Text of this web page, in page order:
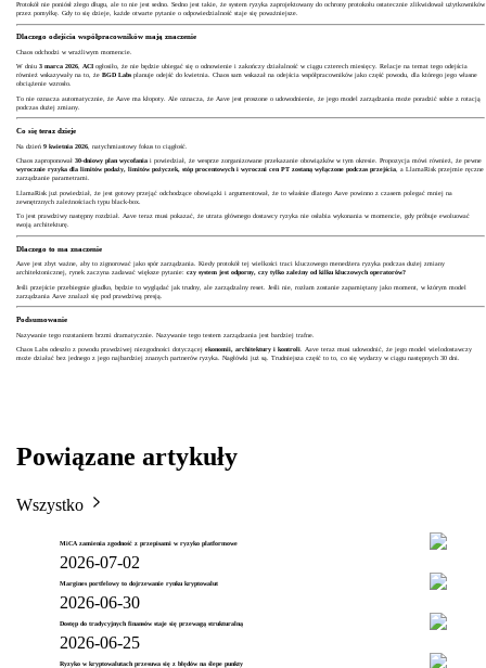
Protokół nie poniósł złego długu, ale to nie jest sedno. Sedno jest takie, że system ryzyka zaprojektowany do ochrony protokołu ostatecznie zlikwidował użytkowników
przez pomyłkę. Gdy to się dzieje, każde otwarte pytanie o odpowiedzialność staje się poważniejsze.
Dlaczego odejścia współpracowników mają znaczenie
Chaos odchodzi w wrażliwym momencie.
W dniu 3 marca 2026, ACIogłosiło, że nie będzie ubiegać się o odnowienie i zakończy działalność w ciągu czterech miesięcy. Relacje na temat tego odejścia
również wskazywały na to, że BGD Labsplanuje odejść do kwietnia. Chaos sam wskazał na odejścia współpracowników jako część powodu, dla którego jego własne
obciążenie wzrosło.
To nie oznacza automatycznie, że Aave ma kłopoty. Ale oznacza, że Aave jest proszone o udowodnienie, że jego model zarządzania może poradzić sobie z rotacją
podczas dużej zmiany.
Co się teraz dzieje
Na dzień 9 kwietnia 2026, natychmiastowy fokus to ciągłość.
Chaos zaproponował 30-dniowy plan wycofaniai powiedział, że wesprze zorganizowane przekazanie obowiązków w tym okresie. Propozycja mówi również, że pewne
wyrocznie ryzyka dla limitów podaży, limitów pożyczek, stóp procentowych i wyroczni cen PT zostaną wyłączone podczas przejścia, a LlamaRisk przejmie ręczne
zarządzanie parametrami.
LlamaRisk już powiedział, że jest gotowy przejąć odchodzące obowiązki i argumentował, że to właśnie dlatego Aave powinno z czasem polegać mniej na
zewnętrznych zależnościach typu black-box.
To jest prawdziwy następny rozdział. Aave teraz musi pokazać, że utrata głównego dostawcy ryzyka nie osłabia wykonania w momencie, gdy próbuje ewoluować
swoją architekturę.
Dlaczego to ma znaczenie
Aave jest zbyt ważne, aby to zignorować jako spór zarządzania. Kiedy protokół tej wielkości traci kluczowego menedżera ryzyka podczas dużej zmiany
architektonicznej, rynek zaczyna zadawać większe pytanie: czy system jest odporny, czy tylko zależny od kilku kluczowych operatorów?
Jeśli przejście przebiegnie gładko, będzie to wyglądać jak trudny, ale zarządzalny reset. Jeśli nie, rozłam zostanie zapamiętany jako moment, w którym model
zarządzania Aave znalazł się pod prawdziwą presją.
Podsumowanie
Nazywanie tego rozstaniem brzmi dramatycznie. Nazywanie tego testem zarządzania jest bardziej trafne.
Chaos Labs odeszło z powodu prawdziwej niezgodności dotyczącej ekonomii, architektury i kontroli. Aave teraz musi udowodnić, że jego model wielodostawczy
może działać bez jednego z jego najbardziej znanych partnerów ryzyka. Nagłówki już są. Trudniejsza część to to, co się wydarzy w ciągu następnych 30 dni.
Powiązane artykuły
Wszystko
MiCA zamienia zgodność z przepisami w ryzyko platformowe
2026-07-02
Margines portfelowy to dojrzewanie rynku kryptowalut
2026-06-30
Dostęp do tradycyjnych finansów staje się przewagą strukturalną
2026-06-25
Ryzyko w kryptowalutach przesuwa się z błędów na ślepe punkty